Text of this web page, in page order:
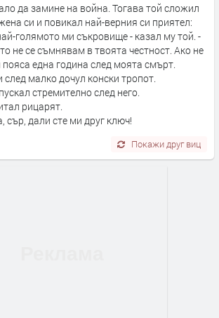
да замине на война. Тогава той сложил
си и повикал най-верния си приятел:
голямото ми съкровище - казал му той. -
не се съмнявам в твоята честност. Ако не
една година след моята смърт.
малко дочул конски тропот.
стремително след него.
рицарят.
сър, дали сте ми друг ключ!
Покажи друг виц